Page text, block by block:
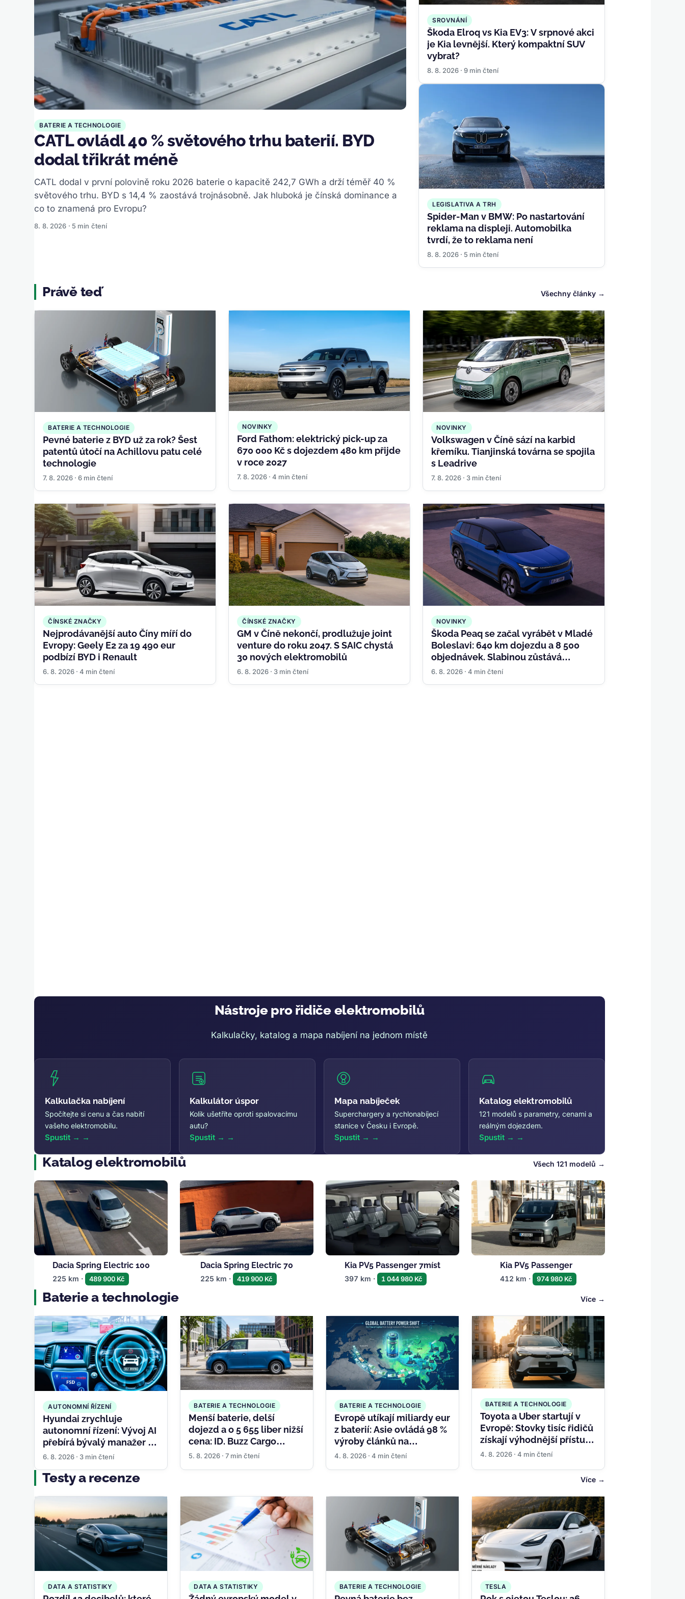
BATERIE A TECHNOLOGIE
CATL ovládl 40 % světového trhu baterií. BYD
dodal třikrát méně
CATL dodal v první polovině roku 2026 baterie o kapacitě 242,7 GWh a drží téměř 40 %
světového trhu. BYD s 14,4 % zaostává trojnásobně. Jak hluboká je čínská dominance a
co to znamená pro Evropu?
8. 8. 2026 · 5 min čtení
SROVNÁNÍ
Škoda Elroq vs Kia EV3: V srpnové akci
je Kia levnější. Který kompaktní SUV
vybrat?
8. 8. 2026 · 9 min čtení
LEGISLATIVA A TRH
Spider-Man v BMW: Po nastartování
reklama na displeji. Automobilka
tvrdí, že to reklama není
8. 8. 2026 · 5 min čtení
Právě teď Všechny články
BATERIE A TECHNOLOGIE
Pevné baterie z BYD už za rok? Šest
patentů útočí na Achillovu patu celé
technologie
7. 8. 2026 · 6 min čtení
NOVINKY
Ford Fathom: elektrický pick-up za
670 000 Kč s dojezdem 480 km přijde
v roce 2027
7. 8. 2026 · 4 min čtení
NOVINKY
Volkswagen v Číně sází na karbid
křemíku. Tianjinská továrna se spojila
s Leadrive
7. 8. 2026 · 3 min čtení
ČÍNSKÉ ZNAČKY
Nejprodávanější auto Číny míří do
Evropy: Geely E2 za 19 490 eur
podbízí BYD i Renault
6. 8. 2026 · 4 min čtení
ČÍNSKÉ ZNAČKY
GM v Číně nekončí, prodlužuje joint
venture do roku 2047. S SAIC chystá
30 nových elektromobilů
6. 8. 2026 · 3 min čtení
NOVINKY
Škoda Peaq se začal vyrábět v Mladé
Boleslavi: 640 km dojezdu a 8 500
objednávek. Slabinou zůstává
nabíjení
6. 8. 2026 · 4 min čtení
Nástroje pro řidiče elektromobilů
Kalkulačky, katalog a mapa nabíjení na jednom místě
Kalkulačka nabíjení
Spočítejte si cenu a čas nabití
vašeho elektromobilu.
Spustit →
Kalkulátor úspor
Kolik ušetříte oproti spalovacímu
autu?
Spustit →
Mapa nabíječek
Superchargery a rychlonabíjecí
stanice v Česku i Evropě.
Spustit →
Katalog elektromobilů
121 modelů s parametry, cenami a
reálným dojezdem.
Spustit →
Katalog elektromobilů Všech 121 modelů
Dacia Spring Electric 100
225 km · 489 900 Kč
Dacia Spring Electric 70
225 km · 419 900 Kč
Kia PV5 Passenger 7míst
397 km · 1 044 980 Kč
Kia PV5 Passenger
412 km · 974 980 Kč
Baterie a technologie Více
AUTONOMNÍ ŘÍZENÍ
Hyundai zrychluje
autonomní řízení: Vývoj AI
přebírá bývalý manažer z
Nvidie a Samsungu
6. 8. 2026 · 3 min čtení
BATERIE A TECHNOLOGIE
Menší baterie, delší
dojezd a o 5 655 liber nižší
cena: ID. Buzz Cargo
ukazuje, proč
5. 8. 2026 · 7 min čtení
BATERIE A TECHNOLOGIE
Evropě utíkají miliardy eur
z baterií: Asie ovládá 98 %
výroby článků na
kontinentu
4. 8. 2026 · 4 min čtení
BATERIE A TECHNOLOGIE
Toyota a Uber startují v
Evropě: Stovky tisíc řidičů
získají výhodnější přístup
k hybridům i
4. 8. 2026 · 4 min čtení
Testy a recenze Více
DATA A STATISTIKY DATA A STATISTIKY BATERIE A TECHNOLOGIE TESLA